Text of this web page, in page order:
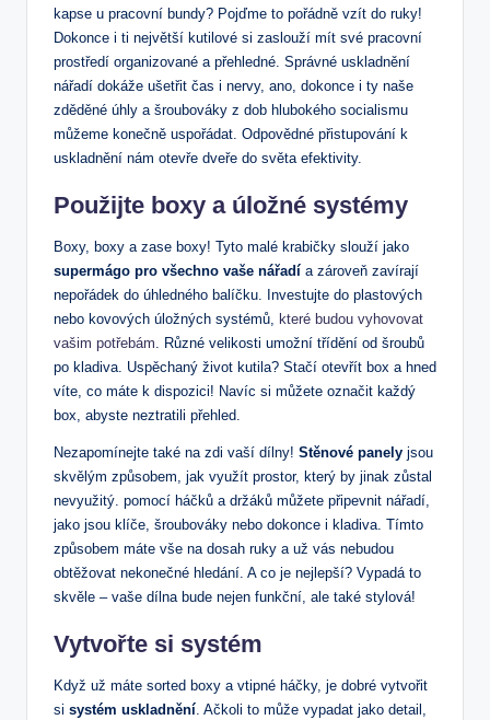
kapse u pracovní bundy? Pojďme to pořádně vzít do ruky!
Dokonce i ti největší kutilové si zaslouží mít své pracovní
prostředí organizované a přehledné. Správné uskladnění
nářadí dokáže ušetřit čas i nervy, ano, dokonce i ty naše
zděděné úhly a šroubováky z dob hlubokého socialismu
můžeme konečně uspořádat. Odpovědné přistupování k
uskladnění nám otevře dveře do světa efektivity.
Použijte boxy a úložné systémy
Boxy, boxy a zase boxy! Tyto malé krabičky slouží jako
supermágo pro všechno vaše nářadí a zároveň zavírají
nepořádek do úhledného balíčku. Investujte do plastových
nebo kovových úložných systémů, které budou vyhovovat
vašim potřebám. Různé velikosti umožní třídění od šroubů
po kladiva. Uspěchaný život kutila? Stačí otevřít box a hned
víte, co máte k dispozici! Navíc si můžete označit každý
box, abyste neztratili přehled.
Nezapomínejte také na zdi vaší dílny! Stěnové panely jsou
skvělým způsobem, jak využít prostor, který by jinak zůstal
nevyužitý. pomocí háčků a držáků můžete připevnit nářadí,
jako jsou klíče, šroubováky nebo dokonce i kladiva. Tímto
způsobem máte vše na dosah ruky a už vás nebudou
obtěžovat nekonečné hledání. A co je nejlepší? Vypadá to
skvěle – vaše dílna bude nejen funkční, ale také stylová!
Vytvořte si systém
Když už máte sorted boxy a vtipné háčky, je dobré vytvořit
si systém uskladnění. Ačkoli to může vypadat jako detail,